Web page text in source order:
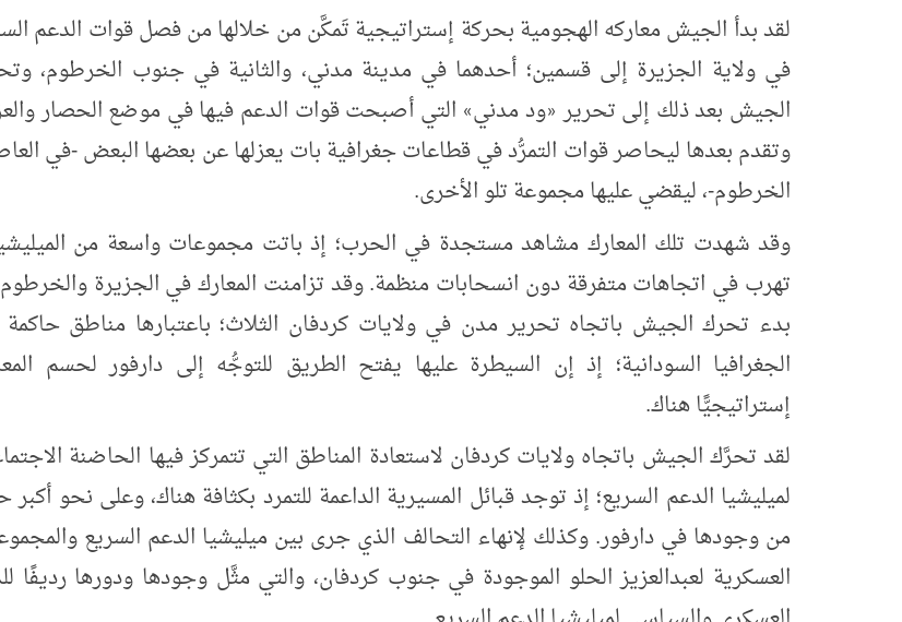
لقد بدأ الجيش معاركه الهجومية بحركة إستراتيجية تَمكَّن من خلالها من فصل قوات الدعم
في ولاية الجزيرة إلى قسمين؛ أحدهما في مدينة مدني، والثانية في جنوب الخرطوم،
الجيش بعد ذلك إلى تحرير «ود مدني» التي أصبحت قوات الدعم فيها في موضع الحصار
وتقدم بعدها ليحاصر قوات التمرُّد في قطاعات جغرافية بات يعزلها عن بعضها البعض -في
الخرطوم-، ليقضي عليها مجموعة تلو الأخرى.
وقد شهدت تلك المعارك مشاهد مستجدة في الحرب؛ إذ باتت مجموعات واسعة من
تهرب في اتجاهات متفرقة دون انسحابات منظمة. وقد تزامنت المعارك في الجزيرة
بدء تحرك الجيش باتجاه تحرير مدن في ولايات كردفان الثلاث؛ باعتبارها مناطق
الجغرافيا السودانية؛ إذ إن السيطرة عليها يفتح الطريق للتوجُّه إلى دارفور لحسم
إستراتيجيًّا هناك.
لقد تحرَّك الجيش باتجاه ولايات كردفان لاستعادة المناطق التي تتمركز فيها الحاضنة
لميليشيا الدعم السريع؛ إذ توجد قبائل المسيرية الداعمة للتمرد بكثافة هناك، وعلى نحو
من وجودها في دارفور. وكذلك لإنهاء التحالف الذي جرى بين ميليشيا الدعم السريع
العسكرية لعبدالعزيز الحلو الموجودة في جنوب كردفان، والتي مثَّل وجودها ودورها رديفًا